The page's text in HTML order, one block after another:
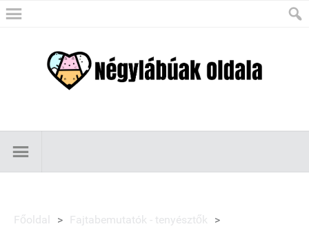
Főoldal > Fajtabemutatók - tenyésztők
>